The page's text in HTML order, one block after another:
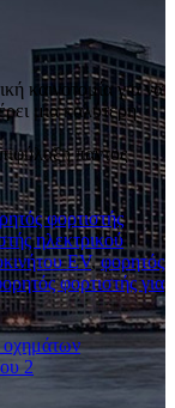
καινοτομία για να
μια καλύτερη
παντός
φορτιστής
ηλεκτρικού
EV,φορητός
φορτιστής για
οχημάτων
2